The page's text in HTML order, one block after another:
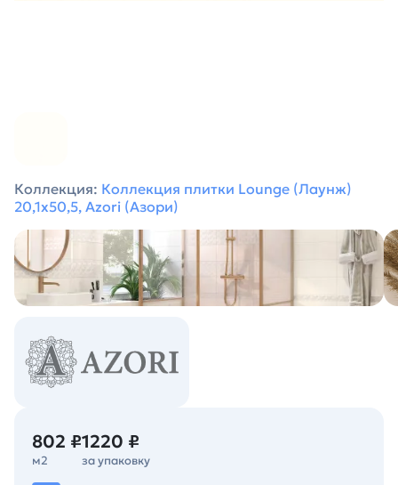
Коллекция: Коллекция плитки Lounge (Лаунж)
20,1х50,5, Azori (Азори)
802 ₽
м2
1220 ₽
за упаковку